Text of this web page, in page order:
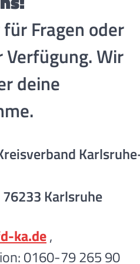
Fragen oder
Verfügung. Wir
deine
Karlsruhe
ka.de,
0160-79 265 90